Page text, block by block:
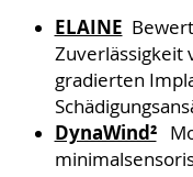
ELAINE
Zuverlässigkeit
gradierten
DynaWind²